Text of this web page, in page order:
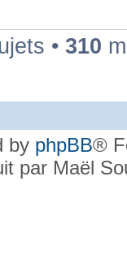
• 310
by phpBB®
par Maël